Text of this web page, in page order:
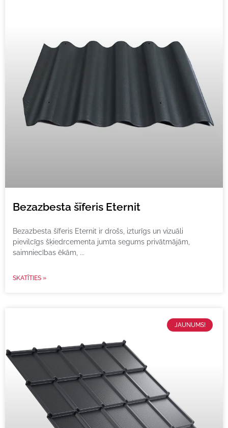
Bezazbesta šīferis Eternit
Bezazbesta šīferis Eternit ir drošs, izturīgs un vizuāli
pievilcīgs šķiedrcementa jumta segums privātmājām,
saimniecības ēkām,
SKATĪTIES »
JAUNUMS!